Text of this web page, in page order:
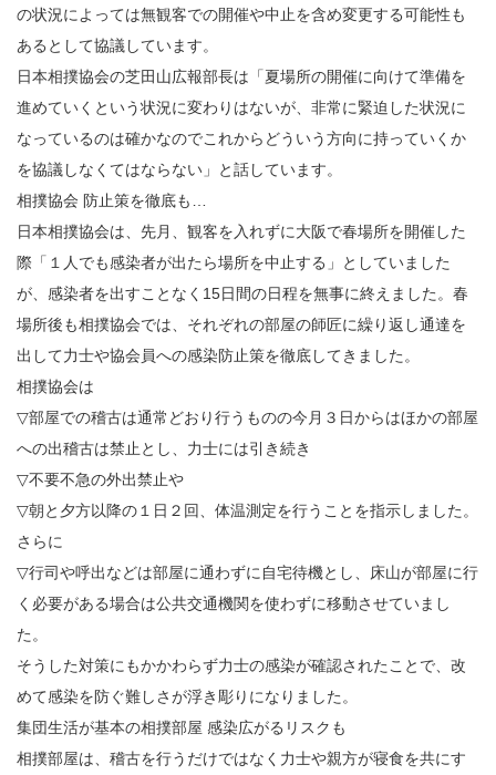
の状況によっては無観客での開催や中止を含め変更する可能性も
あるとして協議しています。
日本相撲協会の芝田山広報部長は「夏場所の開催に向けて準備を
進めていくという状況に変わりはないが、非常に緊迫した状況に
なっているのは確かなのでこれからどういう方向に持っていくか
を協議しなくてはならない」と話しています。
相撲協会 防止策を徹底も…
日本相撲協会は、先月、観客を入れずに大阪で春場所を開催した
際「１人でも感染者が出たら場所を中止する」としていました
が、感染者を出すことなく15日間の日程を無事に終えました。春
場所後も相撲協会では、それぞれの部屋の師匠に繰り返し通達を
出して力士や協会員への感染防止策を徹底してきました。
相撲協会は
▽部屋での稽古は通常どおり行うものの今月３日からはほかの部屋
への出稽古は禁止とし、力士には引き続き
▽不要不急の外出禁止や
▽朝と夕方以降の１日２回、体温測定を行うことを指示しました。
さらに
▽行司や呼出などは部屋に通わずに自宅待機とし、床山が部屋に行
く必要がある場合は公共交通機関を使わずに移動させていまし
た。
そうした対策にもかかわらず力士の感染が確認されたことで、改
めて感染を防ぐ難しさが浮き彫りになりました。
集団生活が基本の相撲部屋 感染広がるリスクも
相撲部屋は、稽古を行うだけではなく力士や親方が寝食を共にす